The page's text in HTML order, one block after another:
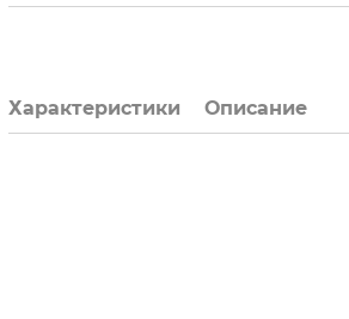
Характеристики Описание